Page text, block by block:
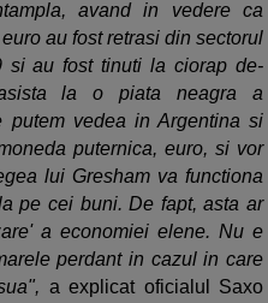
avand in vedere ca
au fost retrasi din sectorul
si au fost tinuti la ciorap de-
la o piata neagra a
putem vedea in Argentina si
puternica, euro, si vor
lui Gresham va functiona
pe cei buni. De fapt, asta ar
a economiei elene. Nu e
perdant in cazul in care
a explicat oficialul Saxo